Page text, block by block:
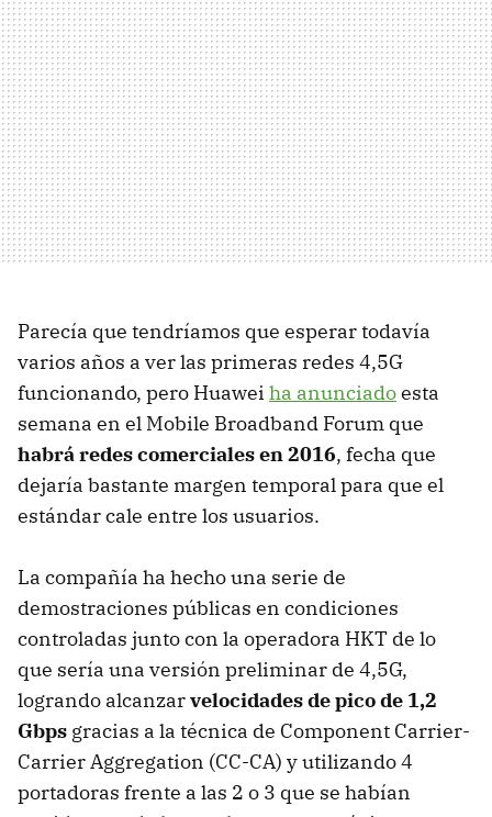
Parecía que tendríamos que esperar todavía
varios años a ver las primeras redes 4,5G
funcionando, pero Huawei ha anunciadoesta
semana en el Mobile Broadband Forum que
habrá redes comerciales en 2016, fecha que
dejaría bastante margen temporal para que el
estándar cale entre los usuarios.
La compañía ha hecho una serie de
demostraciones públicas en condiciones
controladas junto con la operadora HKT de lo
que sería una versión preliminar de 4,5G,
logrando alcanzarvelocidades de pico de 1,2
Gbps gracias a la técnica de Component Carrier-
Carrier Aggregation (CC-CA) y utilizando 4
portadoras frente a las 2 o 3 que se habían